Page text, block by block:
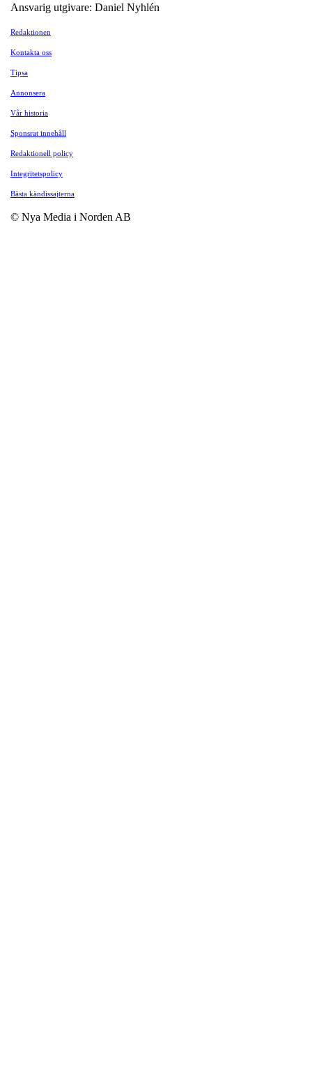
Ansvarig utgivare: Daniel Nyhlén
Redaktionen
Kontakta oss
Tipsa
Annonsera
Vår historia
Sponsrat innehåll
Redaktionell policy
Integritetspolicy
Bästa kändissajterna
© Nya Media i Norden AB